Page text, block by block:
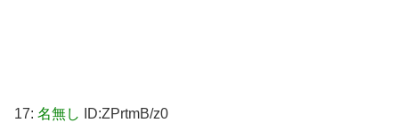
17: 名無し ID:ZPrtmB/z0